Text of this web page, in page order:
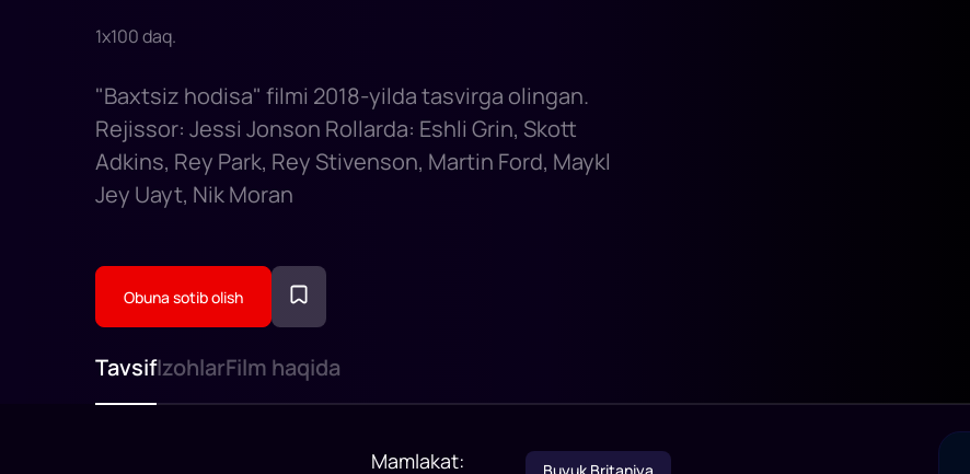
1x100daq.
"Baxtsiz hodisa" filmi 2018-yilda tasvirga olingan.
Rejissor: Jessi Jonson Rollarda: Eshli Grin, Skott
Adkins, Rey Park, Rey Stivenson, Martin Ford, Maykl
Jey Uayt, Nik Moran
Obuna sotib olish
TavsifIzohlarFilm haqida
Mamlakat: